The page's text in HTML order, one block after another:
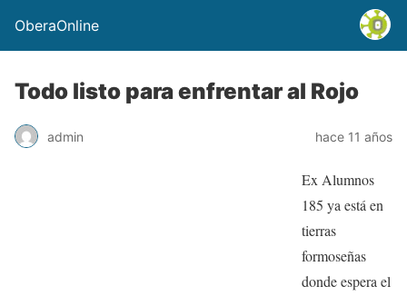
OberaOnline
Todo listo para enfrentar al Rojo
admin hace 11 años
Ex Alumnos
185 ya está en
tierras
formoseñas
donde espera el